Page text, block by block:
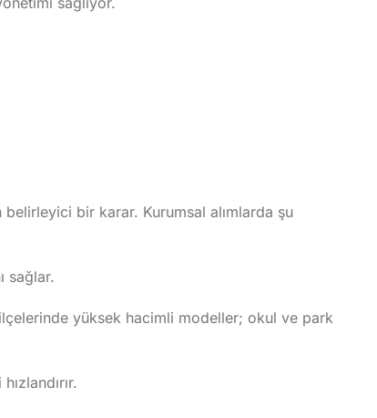
bir karar. Kurumsal alımlarda şu
sağlar.
yüksek hacimli modeller; okul ve park